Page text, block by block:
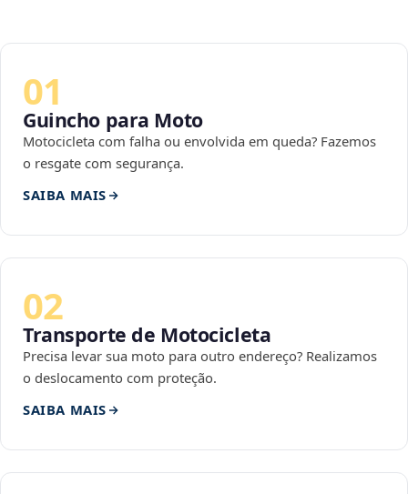
01
Guincho para Moto
Motocicleta com falha ou envolvida em queda? Fazemos
o resgate com segurança.
SAIBA MAIS
02
Transporte de Motocicleta
Precisa levar sua moto para outro endereço? Realizamos
o deslocamento com proteção.
SAIBA MAIS